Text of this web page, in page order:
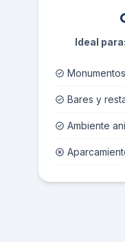
Ideal para:
Bares y
Ambiente